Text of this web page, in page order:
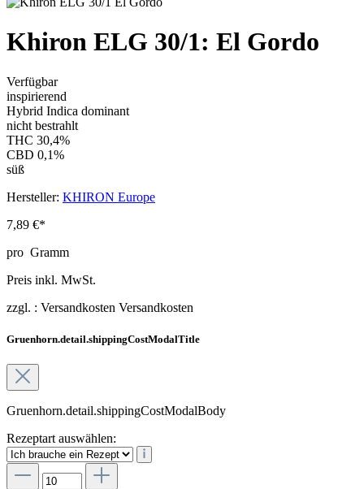
Khiron ELG 30/1: El Gordo
Verfügbar
inspirierend
Hybrid Indica dominant
nicht bestrahlt
THC 30,4%
CBD 0,1%
süß
Hersteller: KHIRON Europe
7,89 €*
pro Gramm
Preis inkl. MwSt.
zzgl. : Versandkosten Versandkosten
Gruenhorn.detail.shippingCostModalTitle
Gruenhorn.detail.shippingCostModalBody
Rezeptart auswählen: